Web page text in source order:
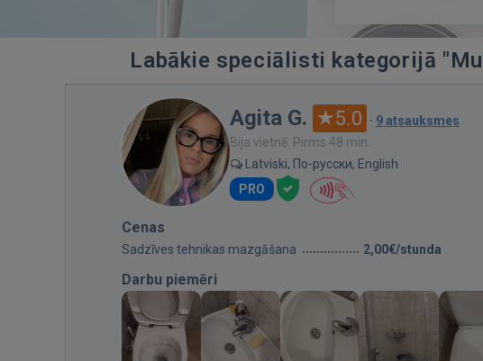
Labākie speciālisti kategorijā
Agita G. 5.0 · 9 atsauksmes
Bija vietnē: Pirms 48 min.
Latviski, По-русски, English
PRO
Cenas
Sadzīves tehnikas mazgāšana 2,00€/stunda
Darbu piemēri